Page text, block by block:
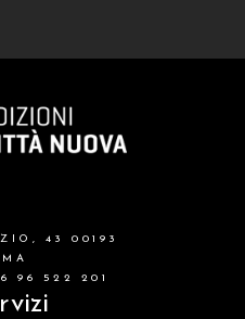
43 00193
96 522 201